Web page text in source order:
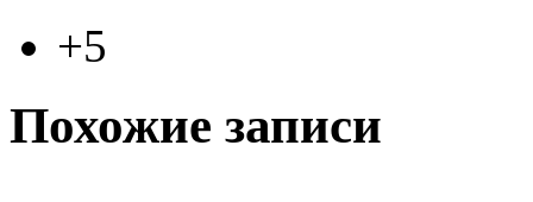
+5
Похожие записи